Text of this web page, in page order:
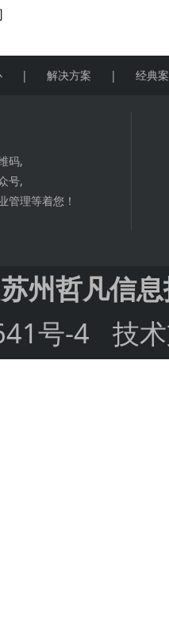
| 解决方案 | 经典
码,
号,
管理等着您！
苏州哲凡信
号-4
技